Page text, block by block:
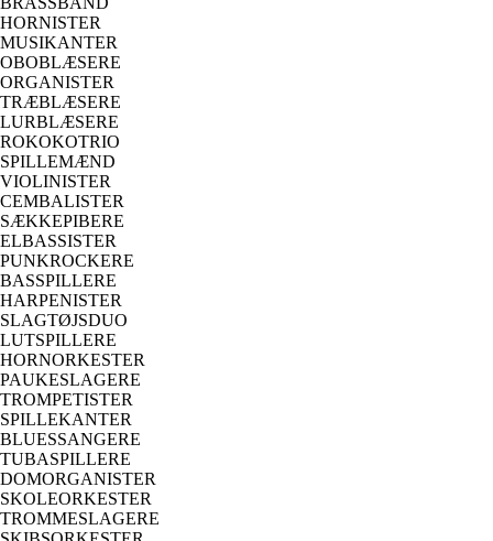
HORNISTER
MUSIKANTER
OBOBLÆSERE
ORGANISTER
TRÆBLÆSERE
LURBLÆSERE
ROKOKOTRIO
SPILLEMÆND
VIOLINISTER
CEMBALISTER
SÆKKEPIBERE
ELBASSISTER
PUNKROCKERE
BASSPILLERE
HARPENISTER
SLAGTØJSDUO
LUTSPILLERE
HORNORKESTER
PAUKESLAGERE
TROMPETISTER
SPILLEKANTER
BLUESSANGERE
TUBASPILLERE
DOMORGANISTER
SKOLEORKESTER
TROMMESLAGERE